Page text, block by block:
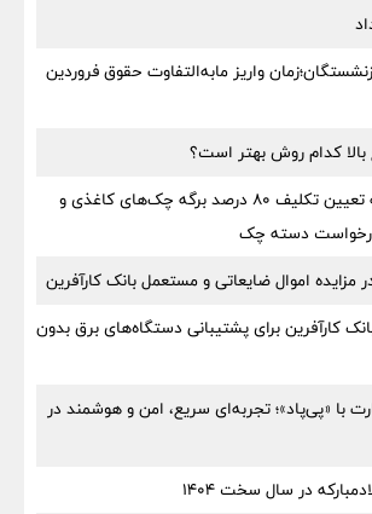
واریز مابه‌التفاوت حقوق فروردین
بالا کدام روش بهتر است؟
محاسبه جداگانه تعیین تکلیف 80 درصد برگه چک‌های کاغذی و
درخواست دسته چک
اموال ضایعاتی و مستعمل بانک کارآفرین
کارآفرین برای پشتیبانی دستگاه‌های برق بدون
با «پی‌پاد»؛ تجربه‌ای سریع، امن و هوشمند در
در سال سخت ۱۴۰۴